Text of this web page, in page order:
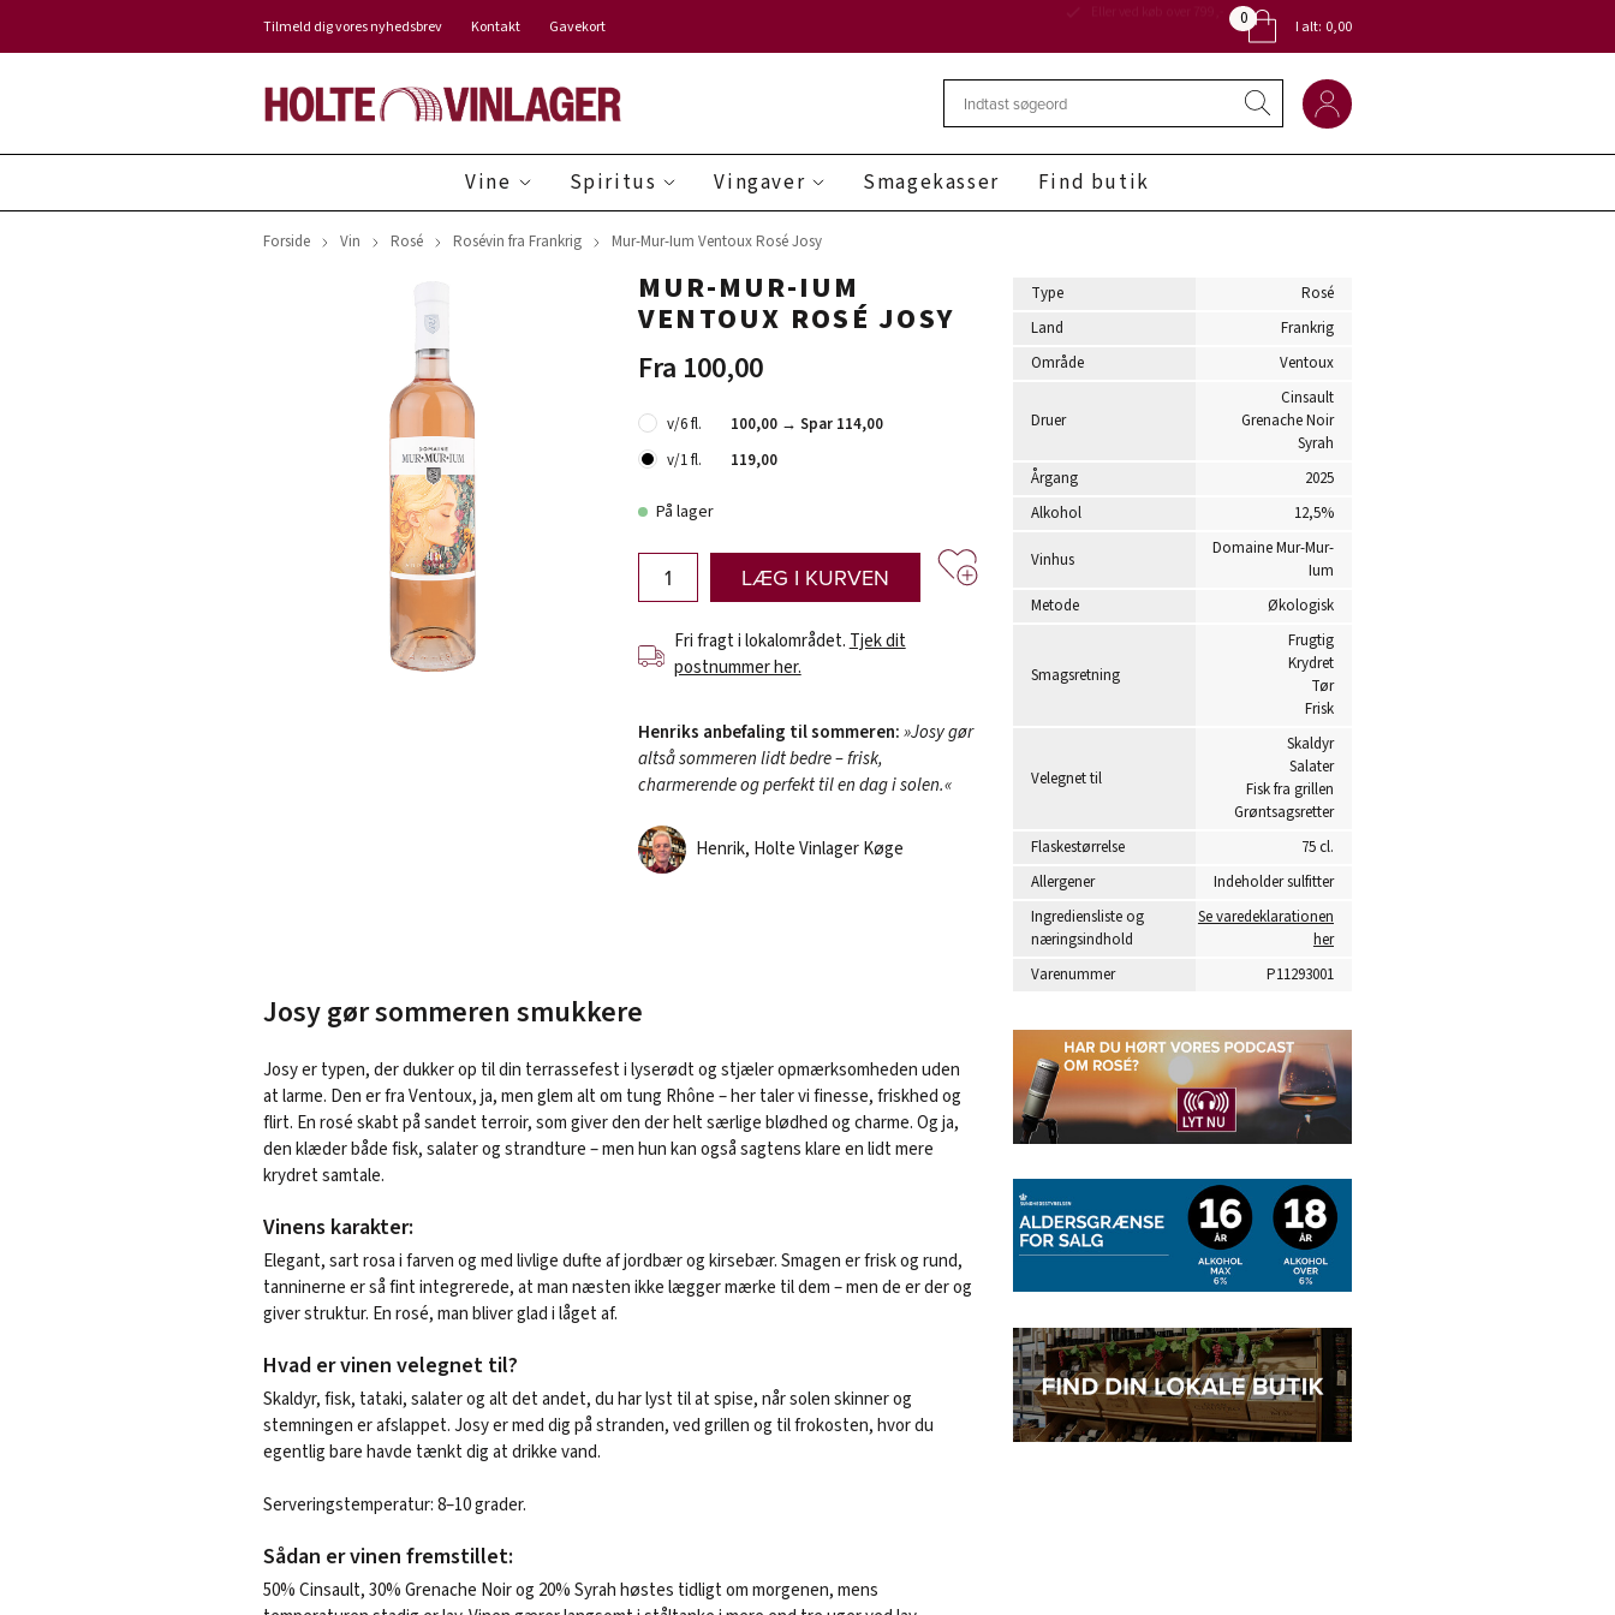
Tilmeld dig vores nyhedsbrev Kontakt Gavekort 0 I alt: 0,00
Vine Spiritus Vingaver Smagekasser Find butik
Forside Vin Rosé Rosévin fra Frankrig Mur-Mur-Ium Ventoux Rosé Josy
MUR-MUR-IUM
VENTOUX ROSÉ JOSY
Fra 100,00
v/6 fl. 100,00 → Spar 114,00
v/1 fl.
119,00
På lager
LÆG I KURVEN
Fri fragt i lokalområdet.Tjek dit
postnummer her.
Henriks anbefaling til sommeren:»Josy gør
altså sommeren lidt bedre – frisk,
charmerende og perfekt til en dag i solen.«
Henrik, Holte Vinlager Køge
Josy gør sommeren smukkere
Josy er typen, der dukker op til din terrassefest i lyserødt og stjæler opmærksomheden uden
at larme. Den er fra Ventoux, ja, men glem alt om tung Rhône – her taler vi finesse, friskhed og
flirt. En rosé skabt på sandet terroir, som giver den der helt særlige blødhed og charme. Og ja,
den klæder både fisk, salater og strandture – men hun kan også sagtens klare en lidt mere
krydret samtale.
Vinens karakter:
Elegant, sart rosa i farven og med livlige dufte af jordbær og kirsebær. Smagen er frisk og rund,
tanninerne er så fint integrerede, at man næsten ikke lægger mærke til dem – men de er der og
giver struktur. En rosé, man bliver glad i låget af.
Hvad er vinen velegnet til?
Skaldyr, fisk, tataki, salater og alt det andet, du har lyst til at spise, når solen skinner og
stemningen er afslappet. Josy er med dig på stranden, ved grillen og til frokosten, hvor du
egentlig bare havde tænkt dig at drikke vand.
Serveringstemperatur: 8–10 grader.
Sådan er vinen fremstillet:
50% Cinsault, 30% Grenache Noir og 20% Syrah høstes tidligt om morgenen, mens
Type
Rosé
Land
Frankrig
Område
Ventoux
Druer
Cinsault
Grenache Noir
Syrah
Årgang
2025
Alkohol
12,5%
Vinhus
Domaine Mur-Mur-
Ium
Metode
Økologisk
Smagsretning
Frugtig
Krydret
Tør
Frisk
Velegnet til
Skaldyr
Salater
Fisk fra grillen
Grøntsagsretter
Flaskestørrelse
75 cl.
Allergener
Indeholder sulfitter
Ingrediensliste og
næringsindhold
Se varedeklarationen
her
Varenummer
P11293001